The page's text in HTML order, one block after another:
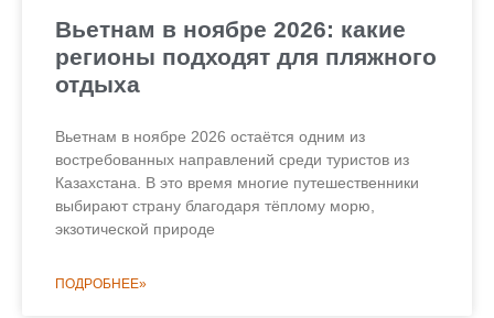
Вьетнам в ноябре 2026: какие
регионы подходят для пляжного
отдыха
Вьетнам в ноябре 2026 остаётся одним из
востребованных направлений среди туристов из
Казахстана. В это время многие путешественники
выбирают страну благодаря тёплому морю,
экзотической природе
ПОДРОБНЕЕ»